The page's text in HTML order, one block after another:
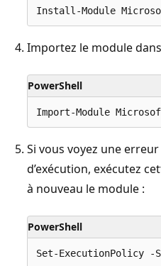
Importez le module
PowerShell
Si vous voyez une
d’exécution, exécutez
à nouveau le module :
PowerShell